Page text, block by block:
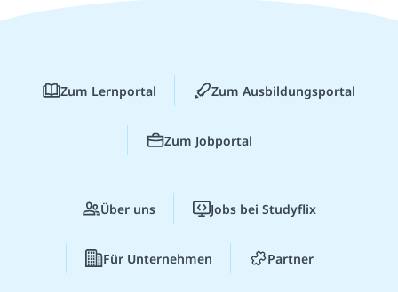
Zum Lernportal Zum Ausbildungsportal
Zum Jobportal
Über uns Jobs bei Studyflix
Für Unternehmen Partner